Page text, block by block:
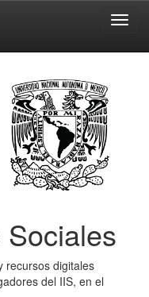
recursos digitales
del IIS, en el